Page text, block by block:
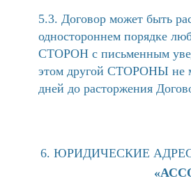
5.3. Договор может быть
одностороннем порядке
СТОРОН с письменным
этом другой СТОРОНЫ не
дней до расторжения
6. ЮРИДИЧЕСКИЕ